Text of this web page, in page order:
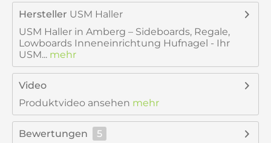
Hersteller USM Haller
USM Haller in Amberg – Sideboards, Regale,
Lowboards Inneneinrichtung Hufnagel - Ihr
USM... mehr
Video
Produktvideo ansehen mehr
Bewertungen
5